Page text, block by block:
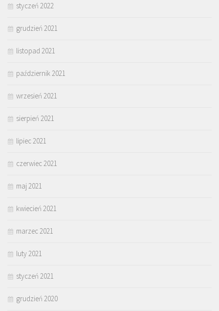
styczeń 2022
grudzień 2021
listopad 2021
październik 2021
wrzesień 2021
sierpień 2021
lipiec 2021
czerwiec 2021
maj 2021
kwiecień 2021
marzec 2021
luty 2021
styczeń 2021
grudzień 2020